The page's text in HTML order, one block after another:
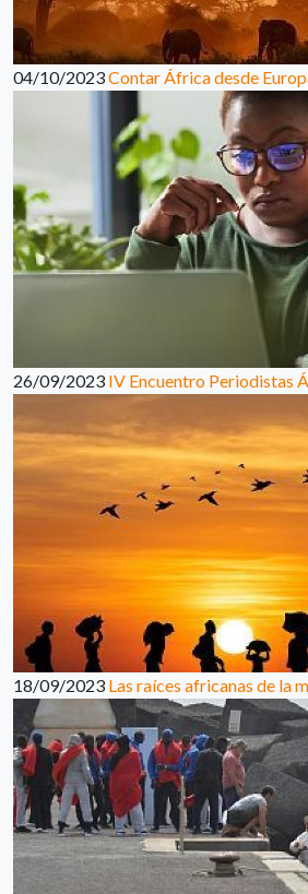
04/10/2023Contar África desde
26/09/2023 IV Encuentro Periodistas
18/09/2023 Las raíces africanas de la